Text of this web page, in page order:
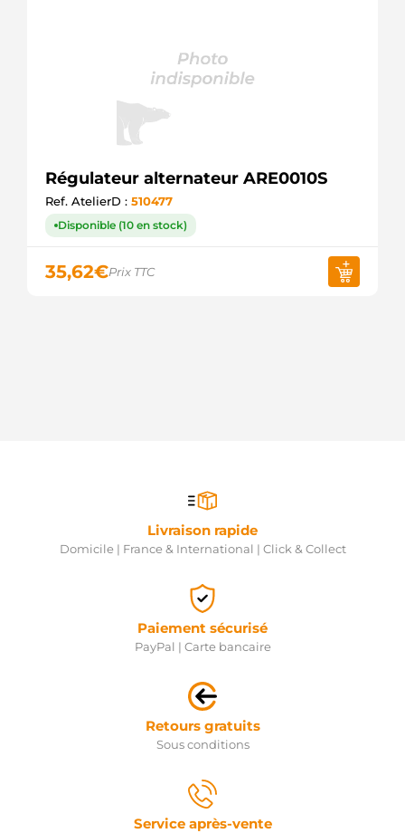
Régulateur alternateur ARE0010S
Ref. AtelierD : 510477
Disponible (10 en stock)
35,62€Prix TTC
Livraison rapide
Domicile | France & International | Click & Collect
Paiement sécurisé
PayPal | Carte bancaire
Retours gratuits
Sous conditions
Service après-vente